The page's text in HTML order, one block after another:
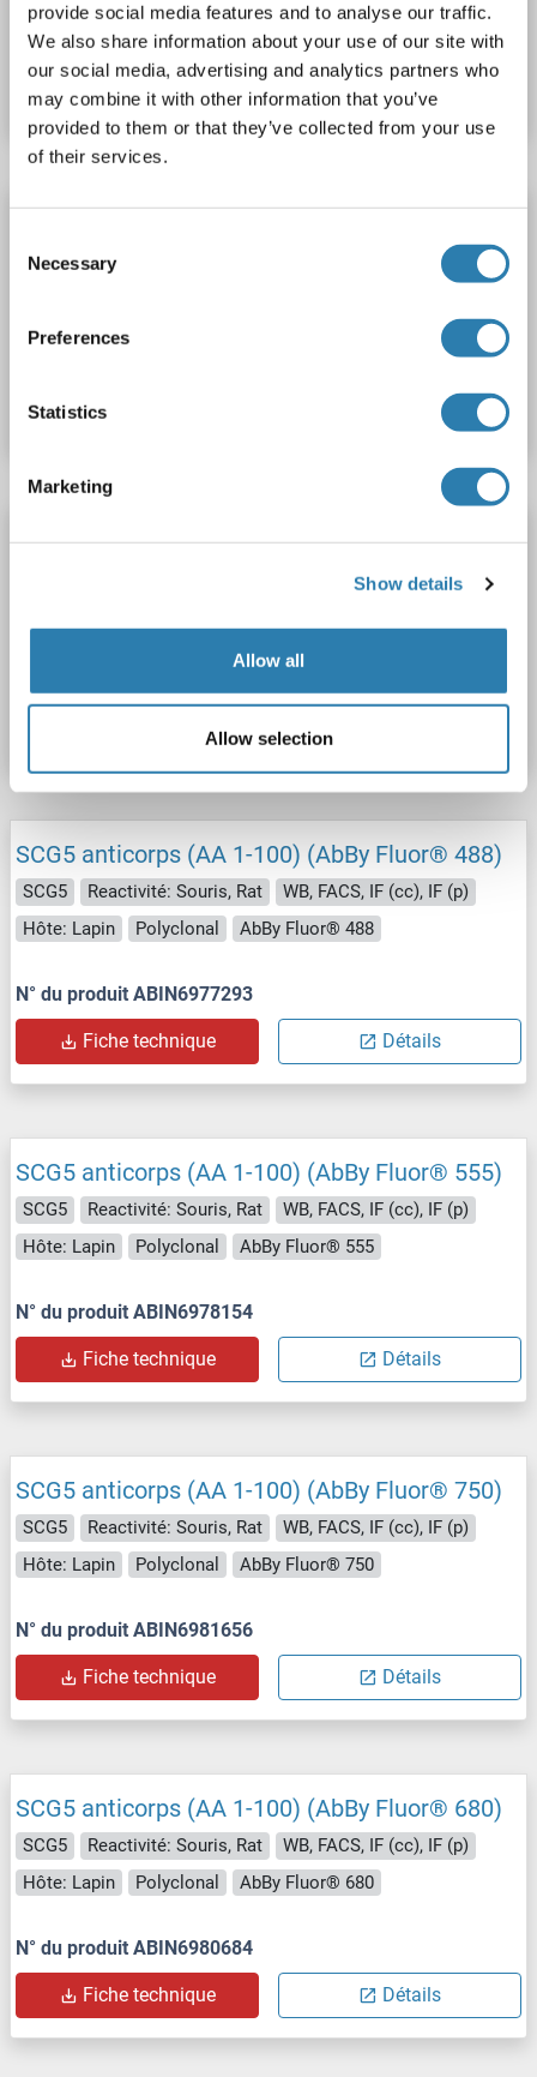
provide social media features and to analyse our traffic.
We also share information about your use of our site with
our social media, advertising and analytics partners who
may combine it with other information that you’ve
provided to them or that they’ve collected from your use
of their services.
Selection
Necessary
Preferences
Statistics
Marketing
Show details
Allow all
Allow selection
N° du produit ABIN6976432
Fiche technique Détails
SCG5 anticorps (AA 1-100) (AbBy Fluor® 594)
SCG5 Reactivité: Souris, Rat
WB, FACS, IF (cc), IF (p)
Fiche technique
SCG5 anticorps (AA 1-100) (AbBy Fluor® 647)
WB, FACS, IF (cc), IF (p)
SCG5 anticorps (AA 1-100) (AbBy Fluor® 488)
SCG5 Reactivité: Souris, Rat
WB, FACS, IF (cc), IF (p)
Hôte: Lapin
Polyclonal AbBy Fluor® 488
N° du produit ABIN6977293
Fiche technique Détails
SCG5 anticorps (AA 1-100) (AbBy Fluor® 555)
SCG5 Reactivité: Souris, Rat
WB, FACS, IF (cc), IF (p)
Hôte: Lapin
Polyclonal AbBy Fluor® 555
N° du produit ABIN6978154
Fiche technique Détails
SCG5 anticorps (AA 1-100) (AbBy Fluor® 750)
SCG5 Reactivité: Souris, Rat
WB, FACS, IF (cc), IF (p)
Hôte: Lapin
Polyclonal AbBy Fluor® 750
N° du produit ABIN6981656
Fiche technique Détails
SCG5 anticorps (AA 1-100) (AbBy Fluor® 680)
SCG5 Reactivité: Souris, Rat
WB, FACS, IF (cc), IF (p)
Hôte: Lapin
Polyclonal AbBy Fluor® 680
N° du produit ABIN6980684
Fiche technique Détails